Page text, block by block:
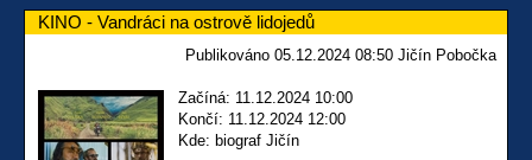
KINO - Vandráci na ostrově lidojedů
Publikováno 05.12.2024 08:50 Jičín Pobočka
Začíná: 11.12.2024 10:00
Končí: 11.12.2024 12:00
Kde: biograf Jičín